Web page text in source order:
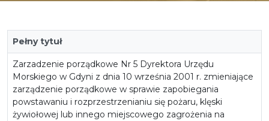
Pełny tytuł
Zarzadzenie porządkowe Nr 5 Dyrektora Urzędu
Morskiego w Gdyni z dnia 10 września 2001 r. zmieniające
zarządzenie porządkowe w sprawie zapobiegania
powstawaniu i rozprzestrzenianiu się pożaru, klęski
żywiołowej lub innego miejscowego zagrożenia na